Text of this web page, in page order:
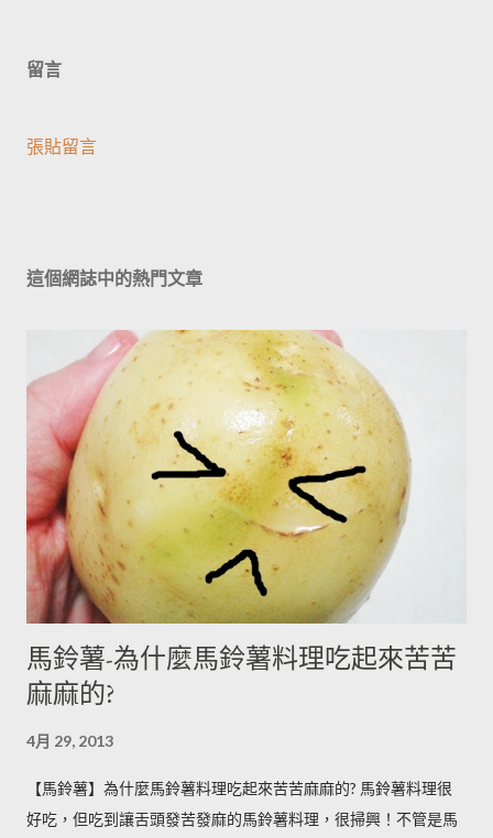
留言
張貼留言
這個網誌中的熱門文章
馬鈴薯-為什麼馬鈴薯料理吃起來苦苦
麻麻的?
4月 29, 2013
【馬鈴薯】為什麼馬鈴薯料理吃起來苦苦麻麻的? 馬鈴薯料理很
好吃，但吃到讓舌頭發苦發麻的馬鈴薯料理，很掃興！不管是馬